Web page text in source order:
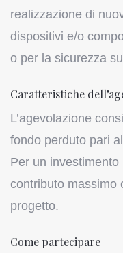
realizzazione di
dispositivi e/o
o per la sicurezza
Caratteristiche
L’agevolazione
fondo perduto pari
Per un
contributo massimo
progetto.
Come partecipare